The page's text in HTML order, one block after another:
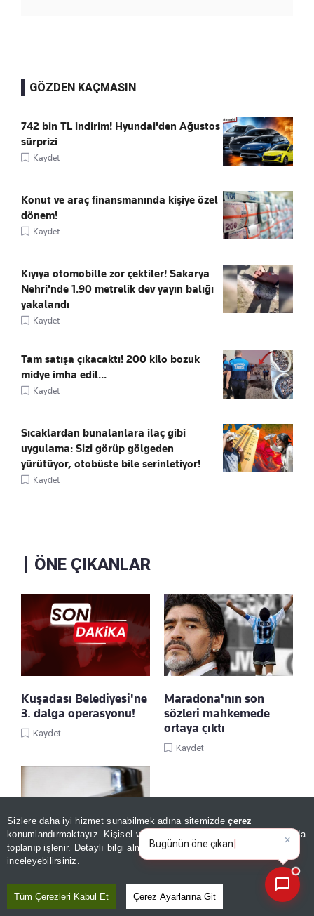
Sizlere daha iyi hizmet sunabilmek adına sitemizdeçerez
konumlandırmaktayız. Kişisel verileriniz, KVKK ve GDPR kapsamında
toplanıp işlenir. Detaylı bilgi almak içinAydınlatma Metnimizi
inceleyebilirsiniz.
Tüm Çerezleri Kabul Et Çerez Ayarlarına Git
GÖZDEN KAÇMASIN
742 bin TL indirim! Hyundai'den Ağustos
sürprizi
Kaydet
Konut ve araç finansmanında kişiye özel
dönem!
Kaydet
Kıyıya otomobille zor çektiler! Sakarya
Nehri'nde 1.90 metrelik dev yayın balığı
yakalandı
Kaydet
Tam satışa çıkacaktı! 200 kilo bozuk
midye imha edil...
Kaydet
Sıcaklardan bunalanlara ilaç gibi
uygulama: Sizi görüp gölgeden
yürütüyor, otobüste bile serinletiyor!
Kaydet
ÖNE ÇIKANLAR
Kuşadası Belediyesi'ne
3. dalga operasyonu!
Kaydet
Maradona'nın son
sözleri mahkemede
ortaya çıktı
Kaydet
ASKİ su kesintisi 7
Ağustos 2026
Kaydet
×
Bugünün öne çıkan manşetleri
ve gelişmeleri neler?